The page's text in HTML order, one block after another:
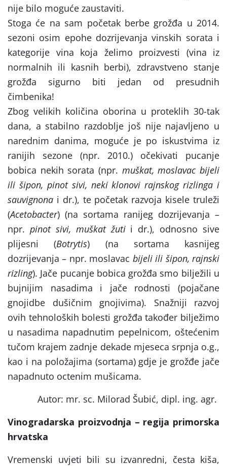
nije bilo moguće zaustaviti.
Stoga će na sam početak berbe grožđa u 2014.
sezoni osim epohe dozrijevanja vinskih sorata i
kategorije vina koja želimo proizvesti (vina iz
normalnih ili kasnih berbi), zdravstveno stanje
grožđa sigurno biti jedan od presudnih
čimbenika!
Zbog velikih količina oborina u proteklih 30-tak
dana, a stabilno razdoblje još nije najavljeno u
narednim danima, moguće je po iskustvima iz
ranijih sezone (npr. 2010.) očekivati pucanje
bobica nekih sorata (npr. muškat, moslavac bijeli
ili šipon, pinot sivi, neki klonovi rajnskog rizlinga i
sauvignona i dr.), te početak razvoja kisele truleži
(Acetobacter) (na sortama ranijeg dozrijevanja –
npr. pinot sivi, muškat žutii dr.), odnosno sive
plijesni (Botrytis) (na sortama kasnijeg
dozrijevanja – npr. moslavac bijeli ili šipon, rajnski
rizling). Jače pucanje bobica grožđa smo bilježili u
bujnijim nasadima i jače rodnosti (pojačane
gnojidbe dušičnim gnojivima). Snažniji razvoj
ovih tehnoloških bolesti grožđa također bilježimo
u nasadima napadnutim pepelnicom, oštećenim
tučom krajem zadnje dekade mjeseca srpnja o.g.,
kao i na položajima (sortama) gdje je grožđe jače
napadnuto octenim mušicama.
Autor: mr. sc. Milorad Šubić, dipl. ing. agr.
Vinogradarska proizvodnja – regija primorska
hrvatska
Vremenski uvjeti bili su izvanredni, česta kiša,